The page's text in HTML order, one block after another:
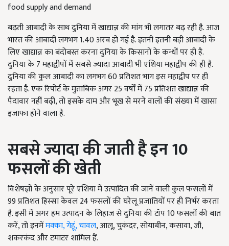
food supply and demand
बढ़ती आबादी के साथ दुनिया में खाद्यान्न की मांग भी लगातर बढ़ रही है. आज
भारत की आबादी लगभग 1.40 अरब हो गई है. इतनी इतनी बड़ी आबादी के
लिए खाद्यान्न का बंदोबस्त करना दुनिया के किसानों के कन्धों पर ही है.
दुनिया के 7 महाद्वीपों में सबसे ज्यादा आबादी भी एशिया महाद्वीप की ही है.
दुनिया की कुल आबादी का लगभग 60 प्रतिशत भाग इस महाद्वीप पर ही
रहता है. एक रिपोर्ट के मुताबिक अगर 25 वर्षों में 75 प्रतिशत खाद्यान्न की
पैदावार नहीं बढ़ी, तो इसके दाम और भूख से मरने वालों की संख्या में खासा
इजाफा होने वाला है.
सबसे ज्यादा की जाती है इन 10
फसलों की खेती
विशेषज्ञों के अनुसार पूरे एशिया में उत्पादित की जानें वाली कुल फसलों में
99 प्रतिशत हिस्सा केवल 24 फसलों की घरेलू प्रजातियों पर ही निर्भर करता
है. इसी में अगर हम उत्पादन के लिहाज से दुनिया की टॉप 10 फसलों की बात
करें, तो इनमेंमक्का, गेहूं, चावल, आलू, चुकंदर, सोयाबीन, कसावा, जौ,
शकरकंद और टमाटर शामिल हैं.